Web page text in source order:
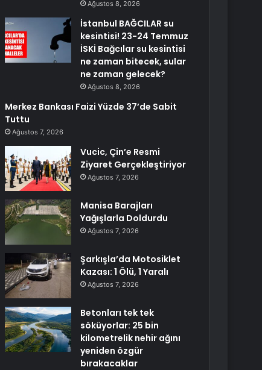
Ağustos 8, 2026
İstanbul BAĞCILAR su
kesintisi! 23-24 Temmuz
İSKİ Bağcılar su kesintisi
ne zaman bitecek, sular
ne zaman gelecek?
Ağustos 8, 2026
Merkez Bankası Faizi Yüzde 37’de Sabit
Tuttu
Ağustos 7, 2026
Vucic, Çin’e Resmi
Ziyaret Gerçekleştiriyor
Ağustos 7, 2026
Manisa Barajları
Yağışlarla Doldurdu
Ağustos 7, 2026
Şarkışla’da Motosiklet
Kazası: 1 Ölü, 1 Yaralı
Ağustos 7, 2026
Betonları tek tek
söküyorlar: 25 bin
kilometrelik nehir ağını
yeniden özgür
bırakacaklar